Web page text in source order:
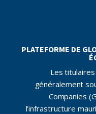
PLATEFORME DE
Les
généralement
Companies
l’infrastructure